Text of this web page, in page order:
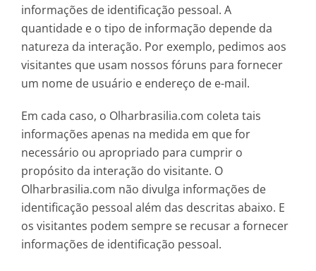
informações de identificação pessoal. A
quantidade e o tipo de informação depende da
natureza da interação. Por exemplo, pedimos aos
visitantes que usam nossos fóruns para fornecer
um nome de usuário e endereço de e-mail.
Em cada caso, o Olharbrasilia.com coleta tais
informações apenas na medida em que for
necessário ou apropriado para cumprir o
propósito da interação do visitante. O
Olharbrasilia.com não divulga informações de
identificação pessoal além das descritas abaixo. E
os visitantes podem sempre se recusar a fornecer
informações de identificação pessoal.